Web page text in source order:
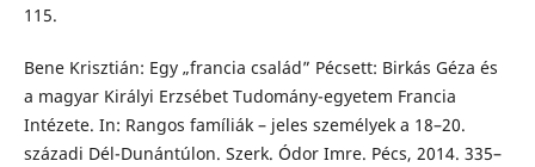
115.
Bene Krisztián: Egy „francia család” Pécsett: Birkás Géza és
a magyar Királyi Erzsébet Tudomány-egyetem Francia
Intézete. In: Rangos famíliák – jeles személyek a 18–20.
századi Dél-Dunántúlon. Szerk. Ódor Imre. Pécs, 2014. 335–